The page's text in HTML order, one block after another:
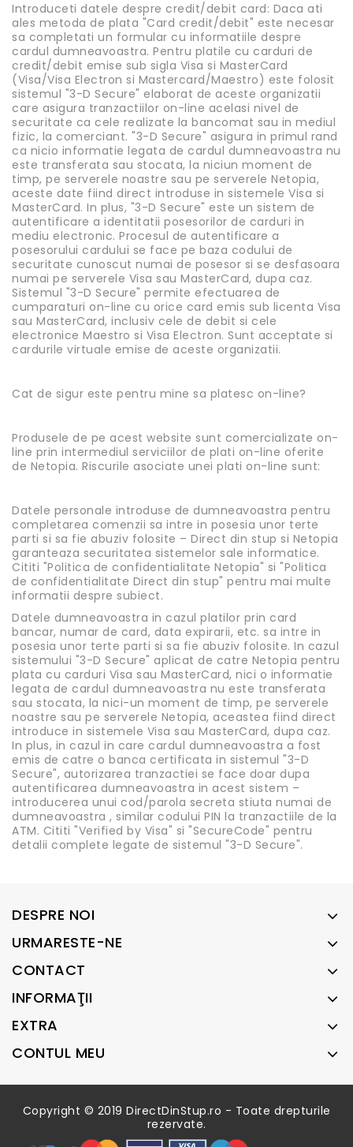
Introduceti datele despre credit/debit card: Daca ati
ales metoda de plata "Card credit/debit" este necesar
sa completati un formular cu informatiile despre
cardul dumneavoastra. Pentru platile cu carduri de
credit/debit emise sub sigla Visa si MasterCard
(Visa/Visa Electron si Mastercard/Maestro) este folosit
sistemul "3-D Secure" elaborat de aceste organizatii
care asigura tranzactiilor on-line acelasi nivel de
securitate ca cele realizate la bancomat sau in mediul
fizic, la comerciant. "3-D Secure" asigura in primul rand
ca nicio informatie legata de cardul dumneavoastra nu
este transferata sau stocata, la niciun moment de
timp, pe serverele noastre sau pe serverele Netopia,
aceste date fiind direct introduse in sistemele Visa si
MasterCard. In plus, "3-D Secure" este un sistem de
autentificare a identitatii posesorilor de carduri in
mediu electronic. Procesul de autentificare a
posesorului cardului se face pe baza codului de
securitate cunoscut numai de posesor si se desfasoara
numai pe serverele Visa sau MasterCard, dupa caz.
Sistemul "3-D Secure" permite efectuarea de
cumparaturi on-line cu orice card emis sub licenta Visa
sau MasterCard, inclusiv cele de debit si cele
electronice Maestro si Visa Electron. Sunt acceptate si
cardurile virtuale emise de aceste organizatii.
Cat de sigur este pentru mine sa platesc on-line?
Produsele de pe acest website sunt comercializate on-
line prin intermediul serviciilor de plati on-line oferite
de Netopia. Riscurile asociate unei plati on-line sunt:
Datele personale introduse de dumneavoastra pentru
completarea comenzii sa intre in posesia unor terte
parti si sa fie abuziv folosite – Direct din stup si Netopia
garanteaza securitatea sistemelor sale informatice.
Cititi "Politica de confidentialitate Netopia" si "Politica
de confidentialitate Direct din stup" pentru mai multe
informatii despre subiect.
Datele dumneavoastra in cazul platilor prin card
bancar, numar de card, data expirarii, etc. sa intre in
posesia unor terte parti si sa fie abuziv folosite. In cazul
sistemului "3-D Secure" aplicat de catre Netopia pentru
plata cu carduri Visa sau MasterCard, nici o informatie
legata de cardul dumneavoastra nu este transferata
sau stocata, la nici-un moment de timp, pe serverele
noastre sau pe serverele Netopia, aceastea fiind direct
introduce in sistemele Visa sau MasterCard, dupa caz.
In plus, in cazul in care cardul dumneavoastra a fost
emis de catre o banca certificata in sistemul "3-D
Secure", autorizarea tranzactiei se face doar dupa
autentificarea dumneavoastra in acest sistem –
introducerea unui cod/parola secreta stiuta numai de
dumneavoastra , similar codului PIN la tranzactiile de la
ATM. Cititi "Verified by Visa" si "SecureCode" pentru
detalii complete legate de sistemul "3-D Secure".
DESPRE NOI
URMARESTE-NE
CONTACT
INFORMAŢII
EXTRA
CONTUL MEU
Copyright © 2019 DirectDinStup.ro - Toate drepturile
rezervate.